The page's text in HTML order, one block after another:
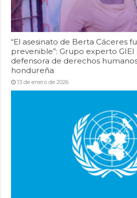
“El asesinato de Berta Cáceres
prevenible”: Grupo experto
defensora de derechos
hondureña
13 de enero de 2026